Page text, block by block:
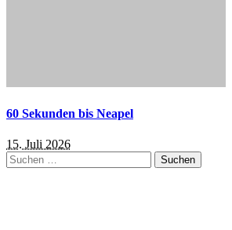
60 Sekunden bis Neapel
15. Juli 2026
Suchen
nach: